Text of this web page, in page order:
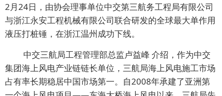
2月24日，由协会理事单位中交第三航务工程局有限公司
与浙江永安工程机械有限公司联合研发的全球最大单作用
液压打桩锤，在浙江温州成功下线。
中交三航局工程管理部总监卢益峰 介绍，作为中交
集团海上风电产业链链长单位，三航局海上风电施工市场
占有率长期稳居中国市场第一。自2008年承建了亚洲第